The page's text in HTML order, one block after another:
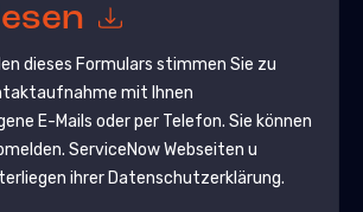
dieses Formulars stimmen Sie zu
mit Ihnen
E-Mails oder per Telefon. Sie können
ServiceNowWebseiten u
ihrer Datenschutzerklärung.